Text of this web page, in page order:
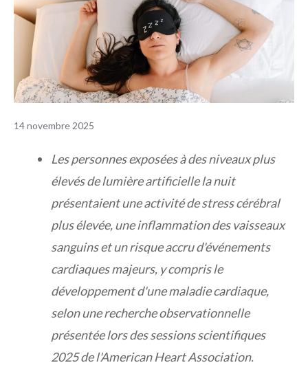
14 novembre 2025
Les personnes exposées à des niveaux plus
élevés de lumière artificielle la nuit
présentaient une activité de stress cérébral
plus élevée, une inflammation des vaisseaux
sanguins et un risque accru d'événements
cardiaques majeurs, y compris le
développement d'une maladie cardiaque,
selon une recherche observationnelle
présentée lors des sessions scientifiques
2025 de l'American Heart Association.